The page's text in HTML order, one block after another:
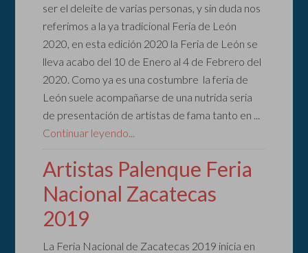
ser el deleite de varias personas, y sin duda nos
referimos a la ya tradicional Feria de León
2020, en esta edición 2020 la Feria de León se
lleva acabo del 10 de Enero al 4 de Febrero del
2020. Como ya es una costumbre la feria de
León suele acompañarse de una nutrida seria
de presentación de artistas de fama tanto en ...
Continuar leyendo...
Artistas Palenque Feria
Nacional Zacatecas
2019
La Feria Nacional de Zacatecas 2019 inicia en